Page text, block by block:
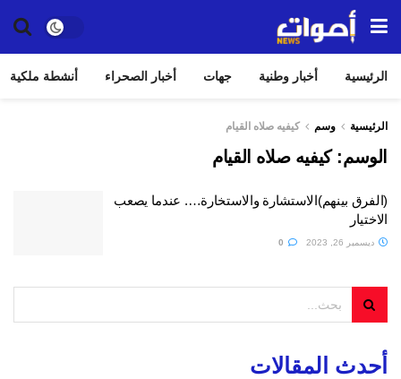
الرئيسية أخبار وطنية جهات أخبار الصحراء أنشطة ملكية
الرئيسية وسم كيفيه صلاه القيام
الوسم:كيفيه صلاه القيام
(الفرق بينهم)الاستشارة والاستخارة…. عندما يصعب
الاختيار
ديسمبر 26, 2023
أحدث المقالات